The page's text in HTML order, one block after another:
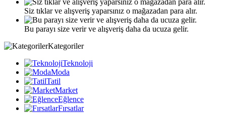
Siz tıklar ve alışveriş yaparsınız o mağazadan para alır.
Bu parayı size verir ve alışveriş daha da ucuza gelir.
Kategoriler
Teknoloji
Moda
Tatil
Market
Eğlence
Fırsatlar